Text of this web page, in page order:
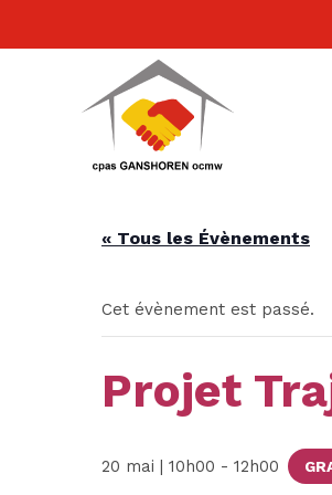
« Tous les Évènements
Cet évènement est passé.
Projet
20 mai | 10h00 - 12h00